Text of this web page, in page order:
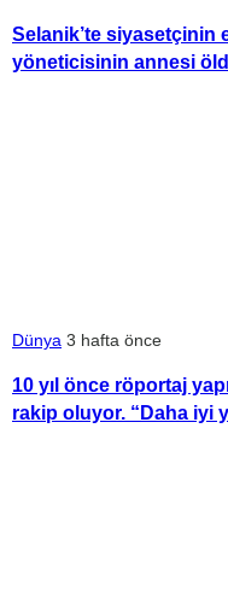
Selanik’te siyasetçinin
yöneticisinin annesi
Dünya 3 hafta önce
10 yıl önce röportaj
rakip oluyor. “Daha iyi